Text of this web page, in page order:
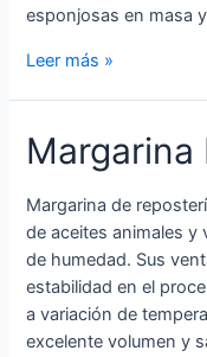
esponjosas en masa
Leer más »
Margarina
Margarina de
de aceites animales y
de humedad. Sus
estabilidad en el
a variación de
excelente volumen y